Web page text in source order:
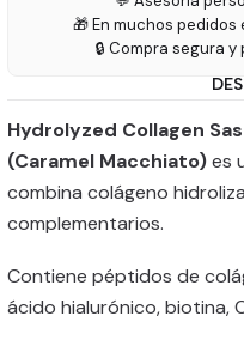
🎁 En muchos
🔒 Compra segura
Hydrolyzed Collagen
(Caramel Macchiato)es
combina colágeno
complementarios.
Contiene péptidos de
ácido hialurónico, biotina,